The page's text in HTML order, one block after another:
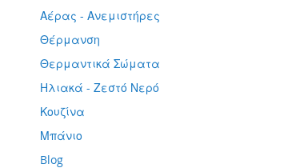
Αέρας - Ανεμιστήρες
Θέρμανση
Θερμαντικά Σώματα
Ηλιακά - Ζεστό Νερό
Κουζίνα
Μπάνιο
Blog